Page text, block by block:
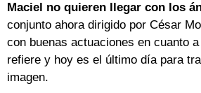
Maciel no quieren llegar con los
conjunto ahora dirigido por César
con buenas actuaciones en cuanto
refiere y hoy es el último día para
imagen.